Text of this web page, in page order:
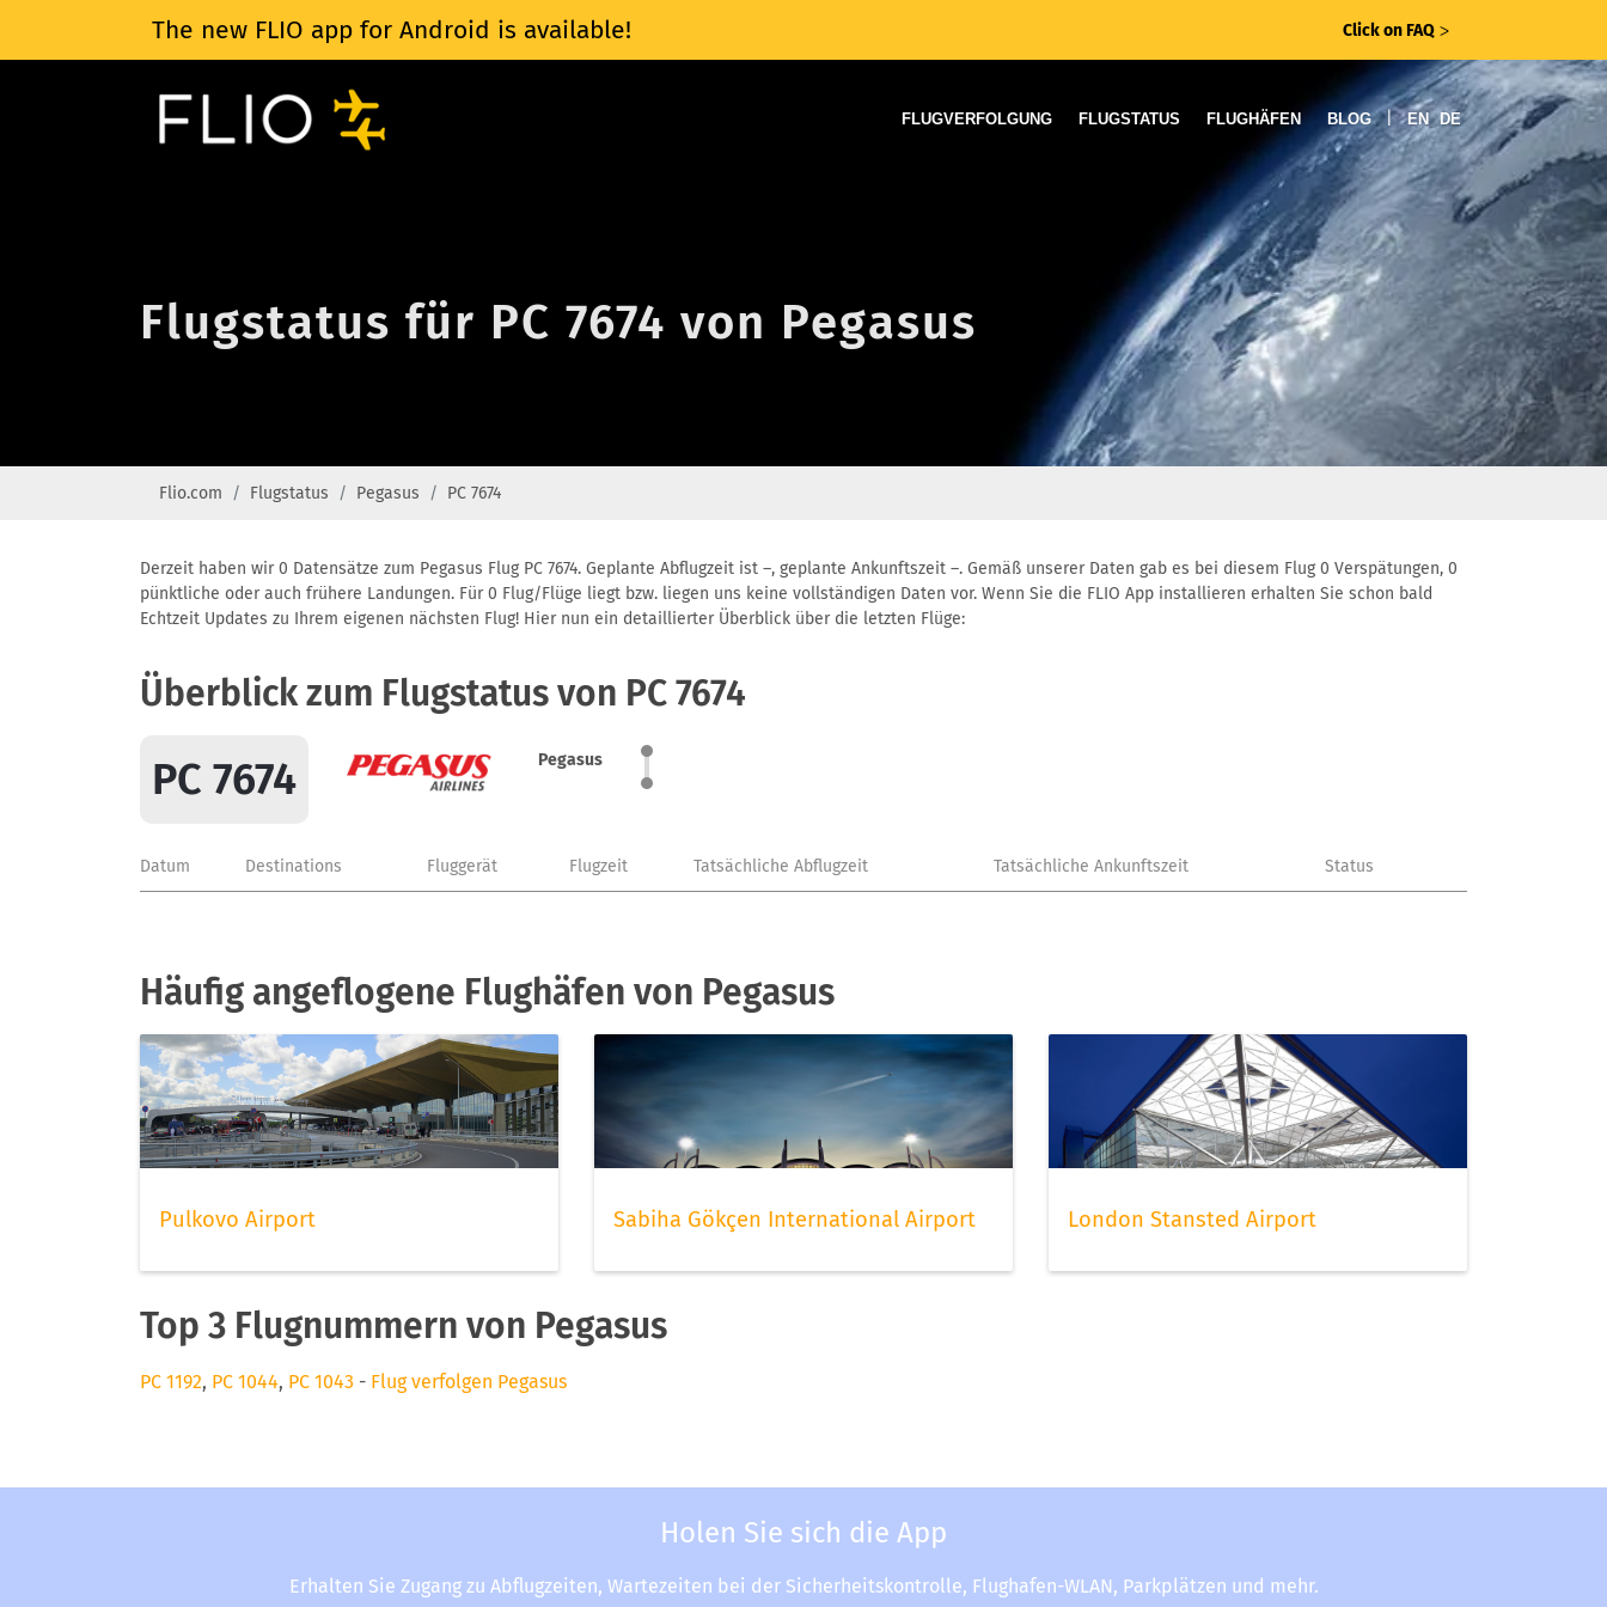
The new FLIO app for Android is available! Click on FAQ ᐳ
FLUGVERFOLGUNG FLUGSTATUS FLUGHÄFEN BLOG | EN DE
Flugstatus für PC 7674 von Pegasus
Flio.com Flugstatus Pegasus PC 7674
Derzeit haben wir 0 Datensätze zum Pegasus Flug PC 7674. Geplante Abflugzeit ist –, geplante Ankunftszeit –. Gemäß unserer Daten gab es bei diesem Flug 0 Verspätungen, 0
pünktliche oder auch frühere Landungen. Für 0 Flug/Flüge liegt bzw. liegen uns keine vollständigen Daten vor. Wenn Sie die FLIO App installieren erhalten Sie schon bald
Echtzeit Updates zu Ihrem eigenen nächsten Flug! Hier nun ein detaillierter Überblick über die letzten Flüge:
Überblick zum Flugstatus von PC 7674
PC 7674 Pegasus
Datum Destinations Fluggerät Flugzeit Tatsächliche Abflugzeit Tatsächliche Ankunftszeit Status
Häufig angeflogene Flughäfen von Pegasus
Pulkovo Airport Sabiha Gökçen International Airport London Stansted Airport
Top 3 Flugnummern von Pegasus
PC 1192, PC 1044, PC 1043 - Flug verfolgen Pegasus
Holen Sie sich die App
Erhalten Sie Zugang zu Abflugzeiten, Wartezeiten bei der Sicherheitskontrolle, Flughafen-WLAN, Parkplätzen und mehr.